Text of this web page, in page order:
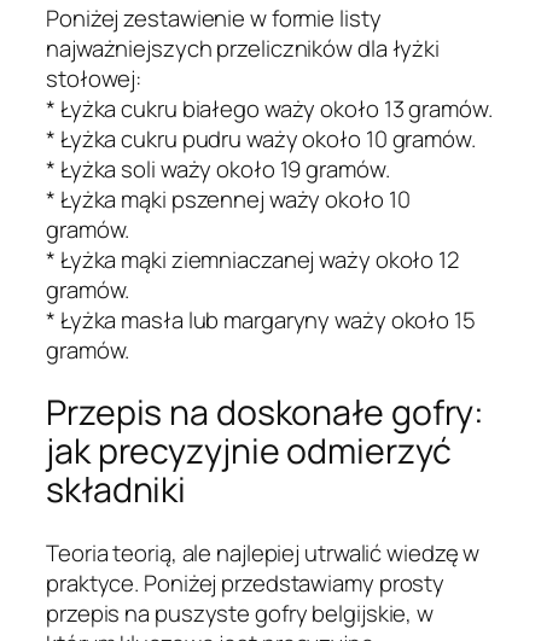
Poniżej zestawienie w formie listy
najważniejszych przeliczników dla łyżki
stołowej:
* Łyżka cukru białego waży około 13 gramów.
* Łyżka cukru pudru waży około 10 gramów.
* Łyżka soli waży około 19 gramów.
* Łyżka mąki pszennej waży około 10
gramów.
* Łyżka mąki ziemniaczanej waży około 12
gramów.
* Łyżka masła lub margaryny waży około 15
gramów.
Przepis na doskonałe gofry:
jak precyzyjnie odmierzyć
składniki
Teoria teorią, ale najlepiej utrwalić wiedzę w
praktyce. Poniżej przedstawiamy prosty
przepis na puszyste gofry belgijskie, w